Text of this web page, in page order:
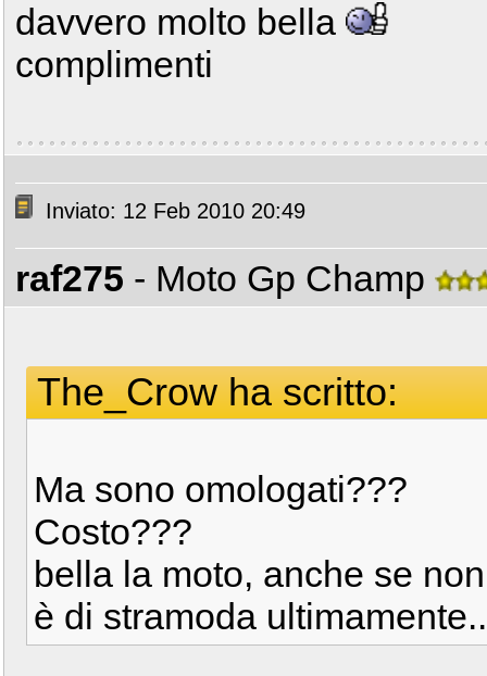
davvero molto bella
complimenti
Inviato: 12 Feb 2010 20:49
raf275 - Moto Gp Champ
The_Crow ha scritto:
Ma sono omologati???
Costo???
bella la moto, anche se
è di stramoda